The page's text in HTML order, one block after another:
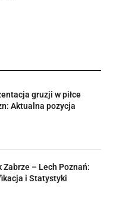
gruzji w piłce
Aktualna pozycja
Zabrze – Lech Poznań:
i Statystyki